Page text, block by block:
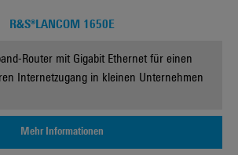
R&S®LANCOM 1650E
Router mit Gigabit Ethernet für einen
Internetzugang in kleinen Unternehmen
Mehr Informationen